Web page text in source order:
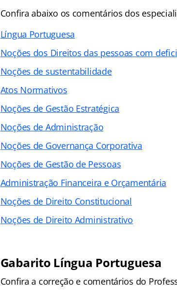
Confira abaixo os comentários dos
Língua Portuguesa
Noções dos Direitos das pessoas com
Noções de sustentabilidade
Atos Normativos
Noções de Gestão Estratégica
Noções de Administração
Noções de Governança Corporativa
Noções de Gestão de Pessoas
Administração Financeira e Orçamentária
Noções de Direito Constitucional
Noções de Direito Administrativo
Gabarito Língua Portuguesa
Confira a correção e comentários do